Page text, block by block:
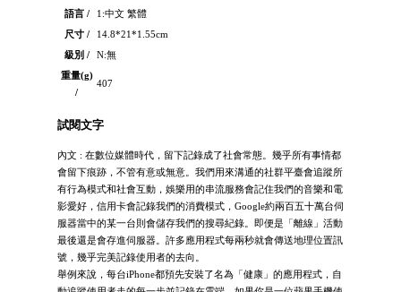
語言 /
1:中文 繁體
尺寸 /
14.8*21*1.55cm
級別 /
N:無
重量(g)
/
407
試閱文字
內文 : 在數位媒體時代，留下記錄成了社會常態。幾乎所有事情都
會留下痕跡，不管有意或無意。我們用來溝通的社群平臺會追蹤所
有行為模式和社會互動，娛樂用的串流服務會記住我們的音樂和電
影愛好，信用卡會記錄我們的消費模式，Google約兩百五十萬台伺
服器當中的某一台則會儲存我們的搜尋紀錄。即便是「離線」活動
最後還是會存進伺服器。許多應用程式每兩秒就會傳送地理位置訊
號，幾乎完美記錄使用者的去向。
舉例來說，每台iPhone都預先安裝了名為「健康」的應用程式，自